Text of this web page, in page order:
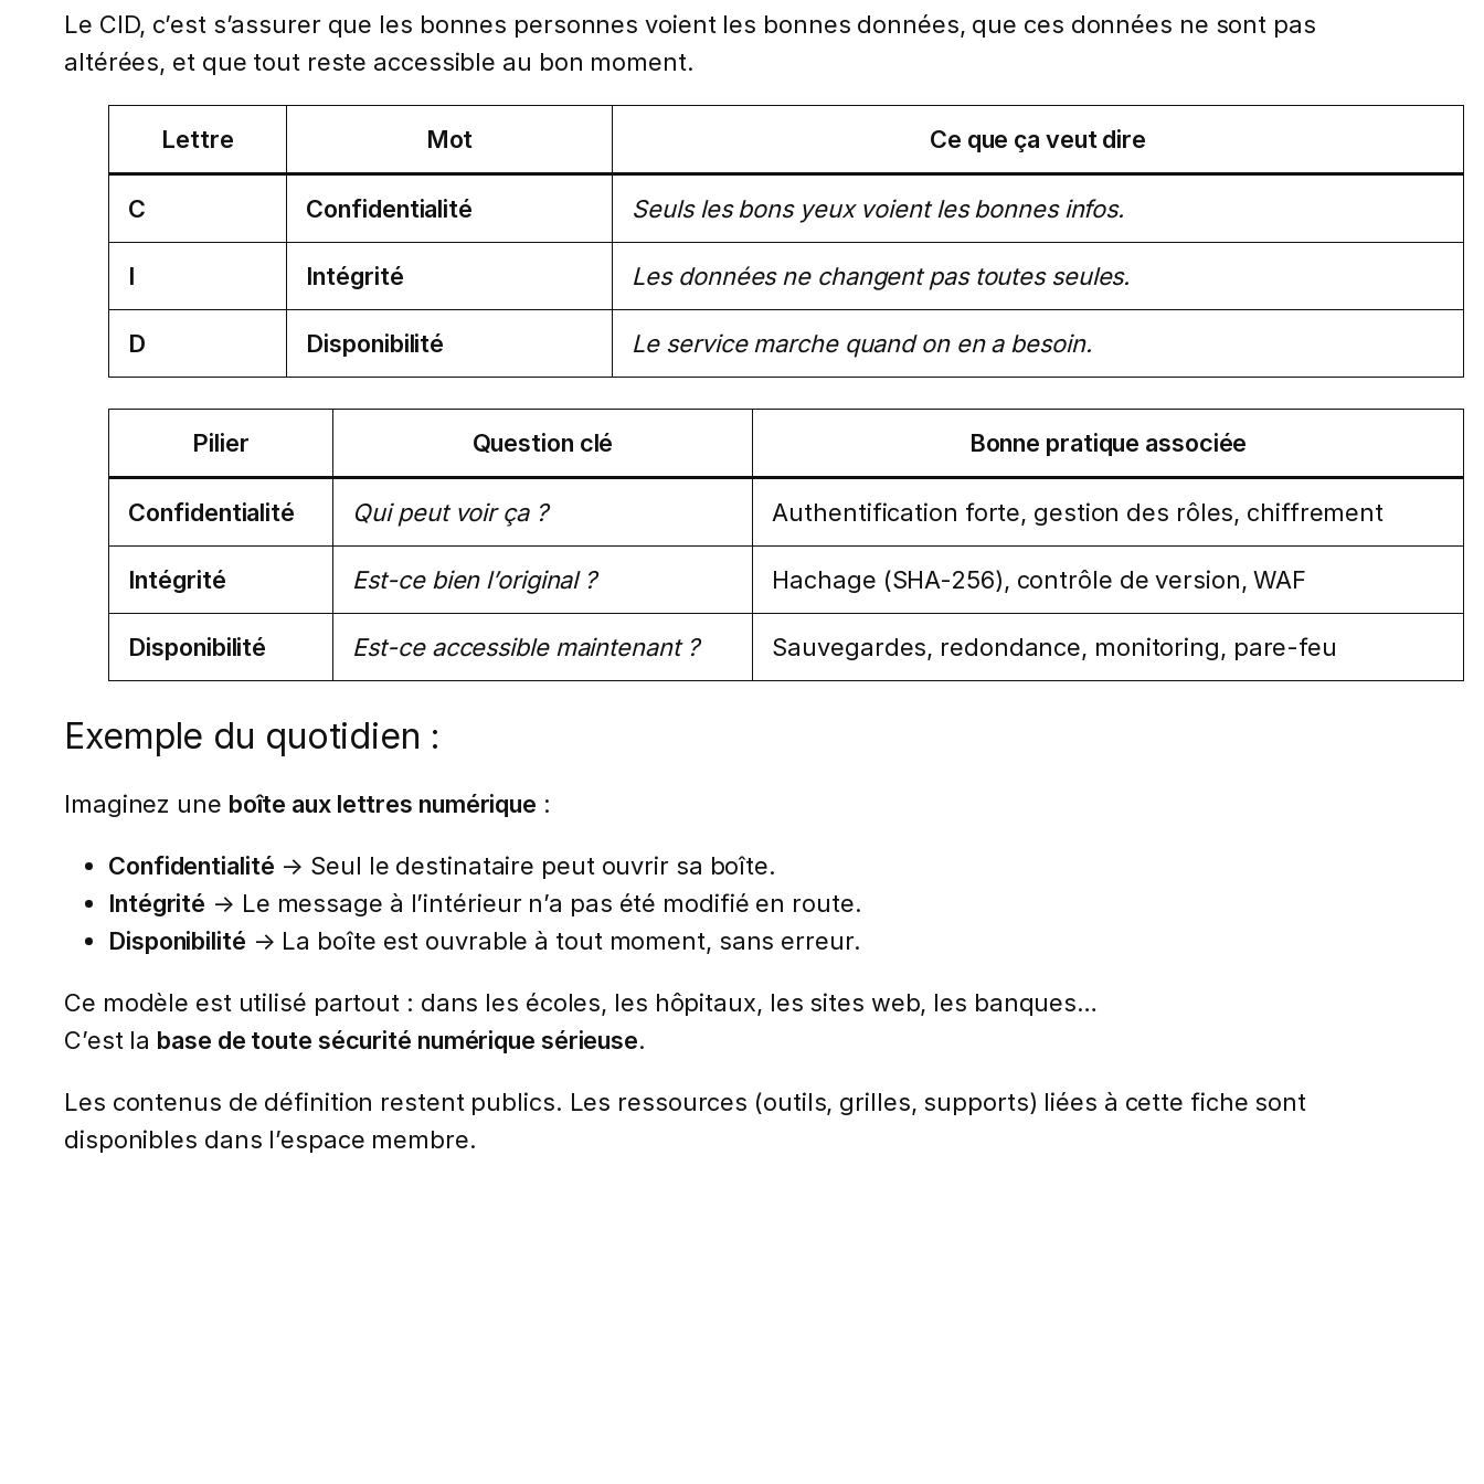
Le CID, c’est s’assurer que les bonnes personnes voient les bonnes données, que ces données ne sont pas
altérées, et que tout reste accessible au bon moment.
Lettre Mot Ce que ça veut dire
C Confidentialité Seuls les bons yeux voient les bonnes infos.
I Intégrité Les données ne changent pas toutes seules.
D Disponibilité Le service marche quand on en a besoin.
Pilier Question clé Bonne pratique associée
Confidentialité Qui peut voir ça ? Authentification forte, gestion des rôles, chiffrement
Intégrité Est-ce bien l’original ? Hachage (SHA-256), contrôle de version, WAF
Disponibilité Est-ce accessible maintenant ? Sauvegardes, redondance, monitoring, pare-feu
Exemple du quotidien :
Imaginez une boîte aux lettres numérique :
Confidentialité → Seul le destinataire peut ouvrir sa boîte.
Intégrité → Le message à l’intérieur n’a pas été modifié en route.
Disponibilité → La boîte est ouvrable à tout moment, sans erreur.
Ce modèle est utilisé partout : dans les écoles, les hôpitaux, les sites web, les banques…
C’est la base de toute sécurité numérique sérieuse.
Les contenus de définition restent publics. Les ressources (outils, grilles, supports) liées à cette fiche sont
disponibles dans l’espace membre.